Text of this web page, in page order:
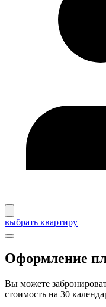
выбрать квартиру
Оформление
Вы можете
стоимость на 30